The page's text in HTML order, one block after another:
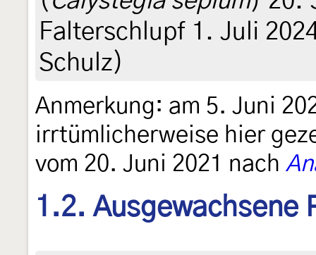
Falterschlupf 1. Juli
Schulz)
Anmerkung: am 5. Juni
irrtümlicherweise hier
vom 20. Juni 2021 nach
1.2. Ausgewachsene